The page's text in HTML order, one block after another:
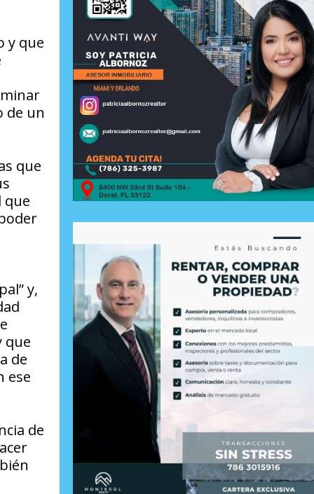
y que
de un
que
que
y,
que
de
ese
de